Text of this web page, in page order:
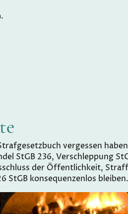
vergessen
StGB 236, Verschleppung
der Öffentlichkeit,
konsequenzenlos bleiben.